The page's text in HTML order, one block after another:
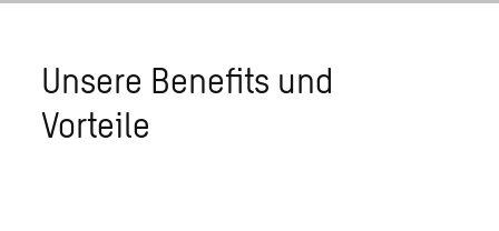
Unsere Benefits und
Vorteile